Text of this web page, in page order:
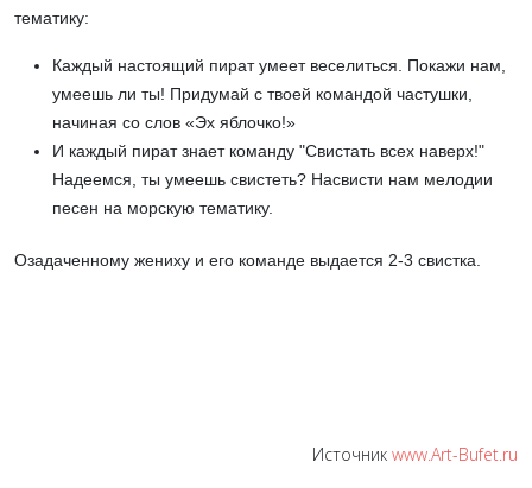
тематику:
Каждый настоящий пират умеет веселиться. Покажи нам,
умеешь ли ты! Придумай с твоей командой частушки,
начиная со слов «Эх яблочко!»
И каждый пират знает команду "Свистать всех наверх!"
Надеемся, ты умеешь свистеть? Насвисти нам мелодии
песен на морскую тематику.
Озадаченному жениху и его команде выдается 2-3 свистка.
Источник www.Art-Bufet.ru